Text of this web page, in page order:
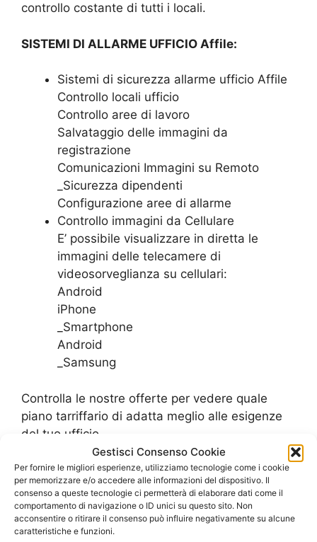
Gestisci Consenso Cookie
Per fornire le migliori esperienze, utilizziamo tecnologie come i cookie
per memorizzare e/o accedere alle informazioni del dispositivo. Il
consenso a queste tecnologie ci permetterà di elaborare dati come il
comportamento di navigazione o ID unici su questo sito. Non
acconsentire o ritirare il consenso può influire negativamente su alcune
caratteristiche e funzioni.
controllo costante di tutti i locali.
SISTEMI DI ALLARME UFFICIO Affile:
Sistemi di sicurezza allarme ufficio Affile
Controllo locali ufficio
Controllo aree di lavoro
Salvataggio delle immagini da
registrazione
Comunicazioni Immagini su Remoto
_Sicurezza dipendenti
Configurazione aree di allarme
Controllo immagini da Cellulare
E’ possibile visualizzare in diretta le
immagini delle telecamere di
videosorveglianza su cellulari:
Android
iPhone
_Smartphone
Android
_Samsung
Controlla le nostre offerte per vedere quale
piano tarriffario di adatta meglio alle esigenze
del tuo ufficio
SCOPRI LE OFFERTE PER L’UFFICIO